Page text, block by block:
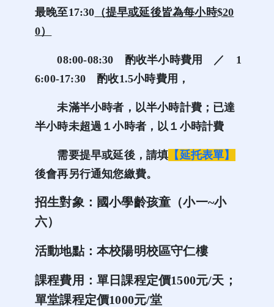
最晚至17:30 （提早或延後皆為每小時$20
0）
08:00-08:30 酌收半小時費用 ／ 1
6:00-17:30酌收1.5小時費用，
未滿半小時者，以半小時計費；已達
半小時未超過１小時者，以１小時計費
需要提早或延後，請填 【延托表單】
後會再另行通知您繳費。
招生對象：國小學齡孩童（小一~小
六）
活動地點：本校陽明校區守仁樓
課程費用：單日課程定價1500元/天；
單堂課程定價1000元/堂